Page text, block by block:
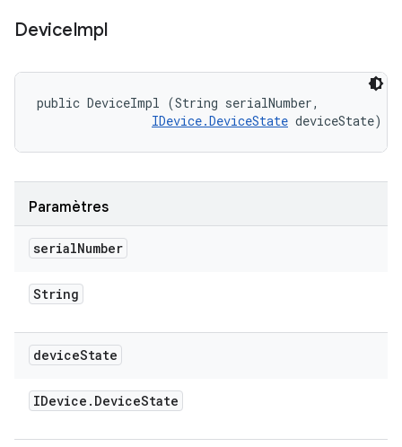
DeviceImpl
public DeviceImpl (String serialNumber,
IDevice.DeviceState deviceState)
Paramètres
serialNumber
String
deviceState
IDevice . DeviceState